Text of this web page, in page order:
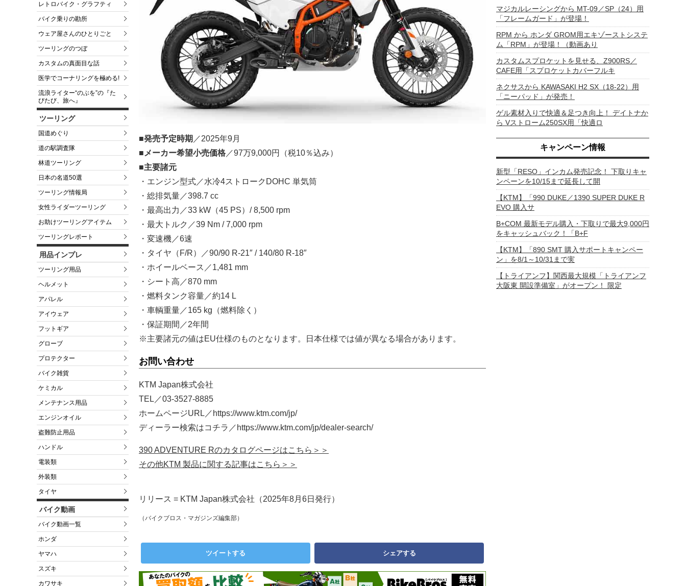
レトロバイク・グラフティ
バイク乗りの勘所
ウェア屋さんのひとりごと
ツーリングのつぼ
カスタムの真面目な話
医学でコーナリングを極める!
流浪ライター“のぶを”の『た
びたび、旅へ』
ツーリング
国道めぐり
道の駅調査隊
林道ツーリング
日本の名道50選
ツーリング情報局
女性ライダーツーリング
お助けツーリングアイテム
ツーリングレポート
用品インプレ
ツーリング用品
ヘルメット
アパレル
アイウェア
フットギア
グローブ
プロテクター
バイク雑貨
ケミカル
メンテナンス用品
エンジンオイル
盗難防止用品
ハンドル
電装類
外装類
タイヤ
バイク動画
バイク動画一覧
ホンダ
ヤマハ
スズキ
カワサキ
■発売予定時期 ／2025年9月
■メーカー希望小売価格 ／97万9,000円（税10％込み）
■主要諸元
・エンジン型式／水冷4ストロークDOHC 単気筒
・総排気量／398.7 cc
・最高出力／33 kW（45 PS）/ 8,500 rpm
・最大トルク／39 Nm / 7,000 rpm
・変速機／6速
・タイヤ（F/R）／90/90 R-21″ / 140/80 R-18″
・ホイールベース／1,481 mm
・シート高／870 mm
・燃料タンク容量／約14 L
・車輌重量／165 kg（燃料除く）
・保証期間／2年間
※主要諸元の値はEU仕様のものとなります。日本仕様では値が異なる場合があります。
お問い合わせ
KTM Japan株式会社
TEL／03-3527-8885
ホームページURL／https://www.ktm.com/jp/
ディーラー検索はコチラ／https://www.ktm.com/jp/dealer-search/
390 ADVENTURE Rのカタログページはこちら＞＞
その他KTM 製品に関する記事はこちら＞＞
リリース = KTM Japan株式会社（2025年8月6日発行）
（バイクブロス・マガジンズ編集部）
ツイートする シェアする
マジカルレーシングから MT-09／SP（24）用
「フレームガード」が登場！
RPM から ホンダ GROM用エキゾーストシステ
ム「RPM」が登場！（動画あり
カスタムスプロケットを見せる、Z900RS／
CAFE用「スプロケットカバーフルキ
ネクサスから KAWASAKI H2 SX（18-22）用
「ニーパッド」が発売！
ゲル素材入りで快適＆足つき向上！ デイトナか
ら Vストローム250SX用「快適ロ
キャンペーン情報
新型「RESO」インカム発売記念！ 下取りキャ
ンペーンを10/15まで延長して開
【KTM】「990 DUKE／1390 SUPER DUKE R
EVO 購入サ
B+COM 最新モデル購入・下取りで最大9,000円
をキャッシュバック！「B+F
【KTM】「890 SMT 購入サポートキャンペー
ン」を8/1～10/31まで実
【トライアンフ】関西最大規模「トライアンフ
大阪東 開設準備室」がオープン！ 限定